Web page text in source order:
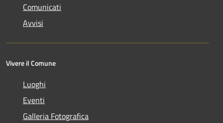
Comunicati
Avvisi
Vivere il Comune
Luoghi
Eventi
Galleria Fotografica